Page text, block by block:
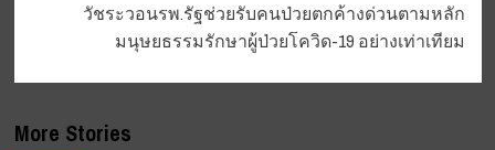
วัชระวอนรพ.รัฐช่วยรับคนป่วยตกค้างด่วนตามหลัก
มนุษยธรรมรักษาผู้ป่วยโควิด-19 อย่างเท่าเทียม
More Stories